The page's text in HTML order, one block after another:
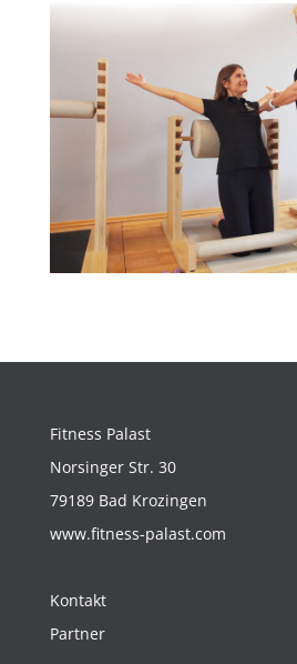
Fitness Palast
Norsinger Str. 30
79189 Bad Krozingen
www.fitness-palast.com
Kontakt
Partner